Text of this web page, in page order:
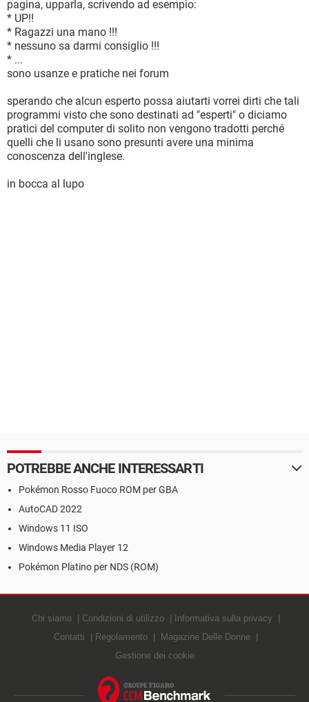
pagina, upparla, scrivendo ad esempio:
* UP!!
* Ragazzi una mano !!!
* nessuno sa darmi consiglio !!!
* ...
sono usanze e pratiche nei forum
sperando che alcun esperto possa aiutarti vorrei dirti che tali
programmi visto che sono destinati ad "esperti" o diciamo
pratici del computer di solito non vengono tradotti perché
quelli che li usano sono presunti avere una minima
conoscenza dell'inglese.
in bocca al lupo
POTREBBE ANCHE INTERESSARTI
Pokémon Rosso Fuoco ROM per GBA
AutoCAD 2022
Windows 11 ISO
Windows Media Player 12
Pokémon Platino per NDS (ROM)
Chi siamo Condizioni di utilizzo
Informativa sulla privacy
Contatti
Regolamento
Magazine Delle Donne
Gestione dei cookie